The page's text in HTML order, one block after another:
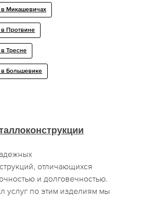
в Микашевичах
в Протвине
Тресне
в Большевике
отличающихся
и долговечностью.
услуг по этим изделиям мы